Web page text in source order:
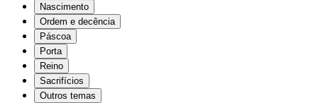
Nascimento
Ordem e decência
Páscoa
Porta
Reino
Sacrifícios
Outros temas